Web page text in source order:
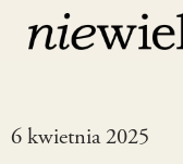
6 kwietnia 2025